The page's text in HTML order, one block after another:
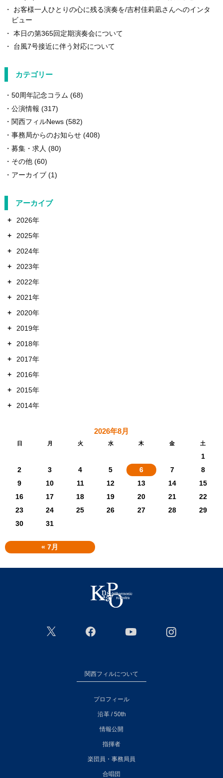
お客様一人ひとりの心に残る演奏を/吉村佳莉凪さんへのインタ
ビュー
本日の第365回定期演奏会について
台風7号接近に伴う対応について
カテゴリー
50周年記念コラム (68)
公演情報 (317)
関西フィルNews(582)
事務局からのお知らせ(408)
募集・求人 (80)
その他(60)
アーカイブ(1)
アーカイブ
+
2026年
+
2025年
+
2024年
+
2023年
+
2022年
+
2021年
+
2020年
+
2019年
+
2018年
+
2017年
+
2016年
+
2015年
+
2014年
2026年8月
日 月 火 水 木 金 土
« 7月
1
2
3 4 5 6 7
8
9
10 11 12 13 14
15
16
17 18 19 20 21
22
23
24 25 26 27 28
29
30
31
関西フィルについて
プロフィール
沿革 / 50th
情報公開
指揮者
楽団員・事務局員
合唱団